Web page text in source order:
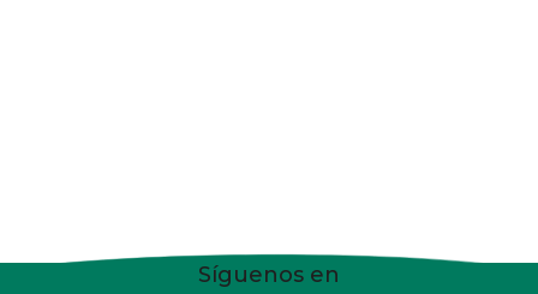
Síguenos en